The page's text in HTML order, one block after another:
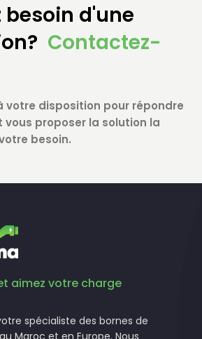
besoin d'une
Contactez-
votre disposition pour répondre
vous proposer la solution la
besoin.
aimez votre charge
spécialiste des bornes de
Maroc et en Europe. Nous